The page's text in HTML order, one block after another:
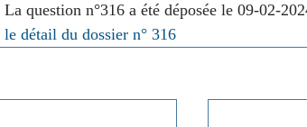
La question n°316 a été déposée le 09-02-
le détail du dossier n° 316